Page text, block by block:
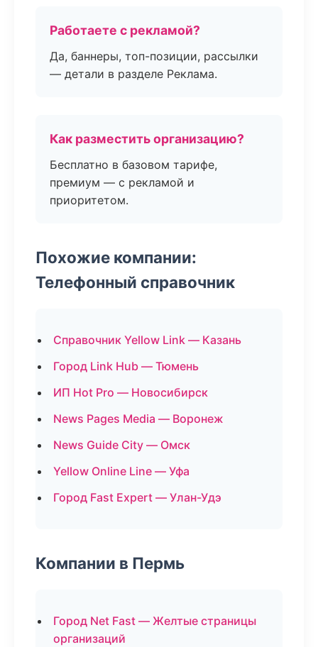
Работаете с рекламой?
Да, баннеры, топ-позиции, рассылки
— детали в разделе Реклама.
Как разместить организацию?
Бесплатно в базовом тарифе,
премиум — с рекламой и
приоритетом.
Похожие компании:
Телефонный справочник
Справочник Yellow Link — Казань
Город Link Hub — Тюмень
ИП Hot Pro — Новосибирск
News Pages Media — Воронеж
News Guide City — Омск
Yellow Online Line — Уфа
Город Fast Expert — Улан-Удэ
Компании в Пермь
Город Net Fast — Желтые страницы
организаций